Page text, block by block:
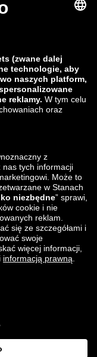
i nasi partnerzy
nie są zawarte